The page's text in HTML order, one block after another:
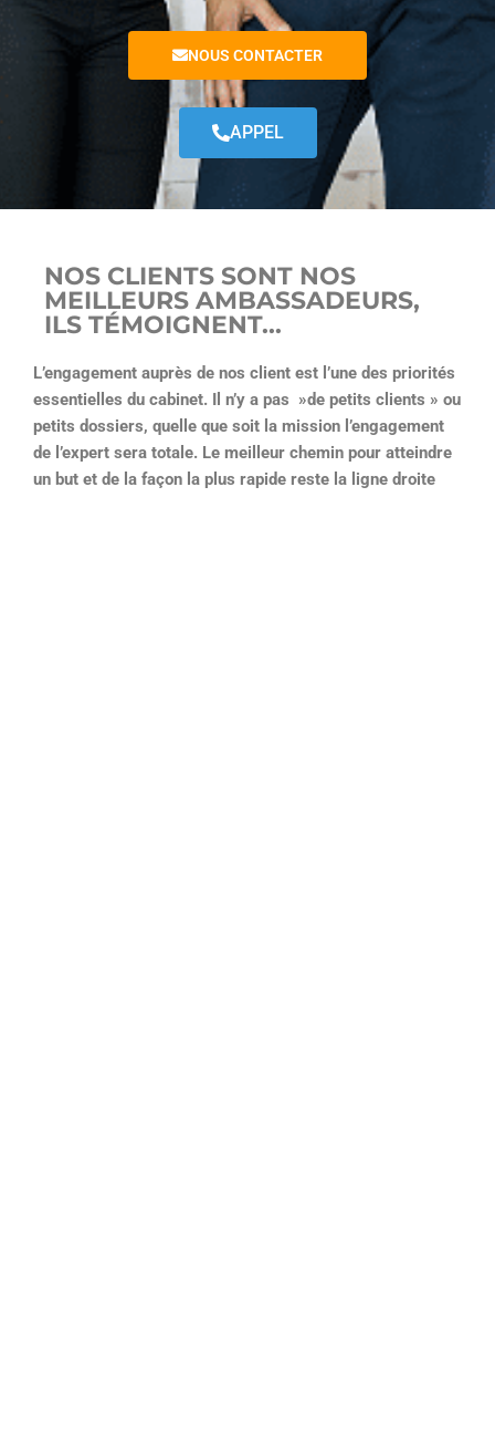
NOUS CONTACTER
APPEL
NOS CLIENTS SONT NOS
MEILLEURS AMBASSADEURS,
ILS TÉMOIGNENT...
L’engagement auprès de nos client est l’une des priorités
essentielles du cabinet. Il n’y a pas »de petits clients » ou
petits dossiers, quelle que soit la mission l’engagement
de l’expert sera totale. Le meilleur chemin pour atteindre
un but et de la façon la plus rapide reste la ligne droite